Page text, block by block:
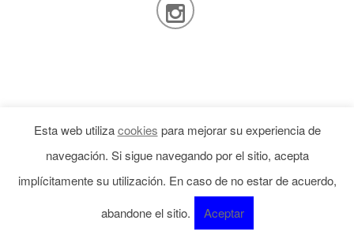
Esta web utilizacookies para mejorar su experiencia de
navegación. Si sigue navegando por el sitio, acepta
implícitamente su utilización. En caso de no estar de acuerdo,
abandone el sitio.
Aceptar